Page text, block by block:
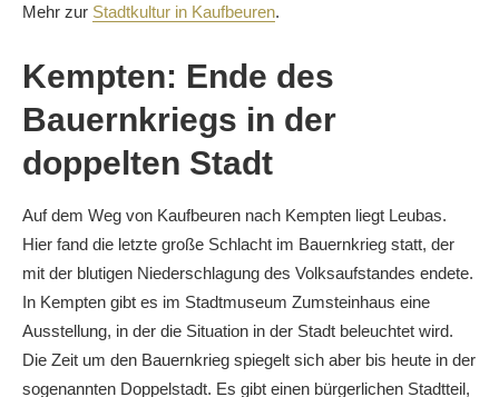
Mehr zur Stadtkultur in Kaufbeuren.
Kempten: Ende des
Bauernkriegs in der
doppelten Stadt
Auf dem Weg von Kaufbeuren nach Kempten liegt Leubas.
Hier fand die letzte große Schlacht im Bauernkrieg statt, der
mit der blutigen Niederschlagung des Volksaufstandes endete.
In Kempten gibt es im Stadtmuseum Zumsteinhaus eine
Ausstellung, in der die Situation in der Stadt beleuchtet wird.
Die Zeit um den Bauernkrieg spiegelt sich aber bis heute in der
sogenannten Doppelstadt. Es gibt einen bürgerlichen Stadtteil,